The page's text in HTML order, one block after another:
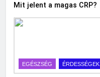
Mit jelent a magas CRP?
EGÉSZSÉG ÉRDESSÉGEK